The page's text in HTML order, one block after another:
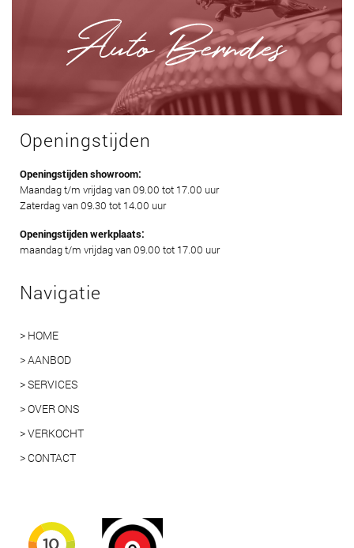
Openingstijden
Openingstijden showroom:
Maandag t/m vrijdag van 09.00 tot 17.00 uur
Zaterdag van 09.30 tot 14.00 uur
Openingstijden werkplaats:
maandag t/m vrijdag van 09.00 tot 17.00 uur
Navigatie
> HOME
> AANBOD
> SERVICES
> OVER ONS
> VERKOCHT
> CONTACT